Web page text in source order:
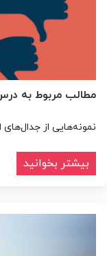
مطالب مربوط به
نمونه‌هایی از جدال‌های
بیشتر بخوانید